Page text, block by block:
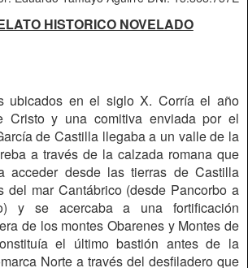
HISTORICO NOVELADO
ubicados en el siglo X. Corría el año
Cristo y una comitiva enviada por el
de Castilla llegaba a un valle de la
a través de la calzada romana que
acceder desde las tierras de Castilla
del mar Cantábrico (desde Pancorbo a
y se acercaba a una fortificación
de los montes Obarenes y Montes de
el último bastión antes de la
Norte a través del desfiladero que